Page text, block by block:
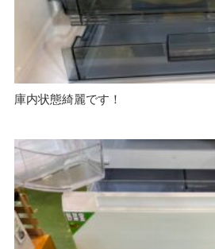
庫内状態綺麗です！